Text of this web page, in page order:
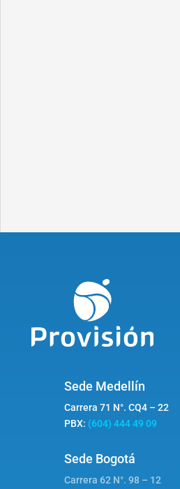
Sede Medellín
Carrera 71 N°. CQ4 – 22
PBX: (604) 444 49 09
Sede Bogotá
Carrera 62 N°. 98 – 12